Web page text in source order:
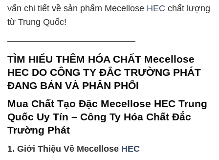
vấn chi tiết về sản phẩm Mecellose HEC chất lượng
từ Trung Quốc!
——————————————–
TÌM HIỂU THÊM HÓA CHẤT Mecellose
HEC DO CÔNG TY ĐẮC TRƯỜNG PHÁT
ĐANG BÁN VÀ PHÂN PHỐI
Mua Chất Tạo Đặc Mecellose HEC Trung
Quốc Uy Tín – Công Ty Hóa Chất Đắc
Trường Phát
1. Giới Thiệu Về Mecellose HEC